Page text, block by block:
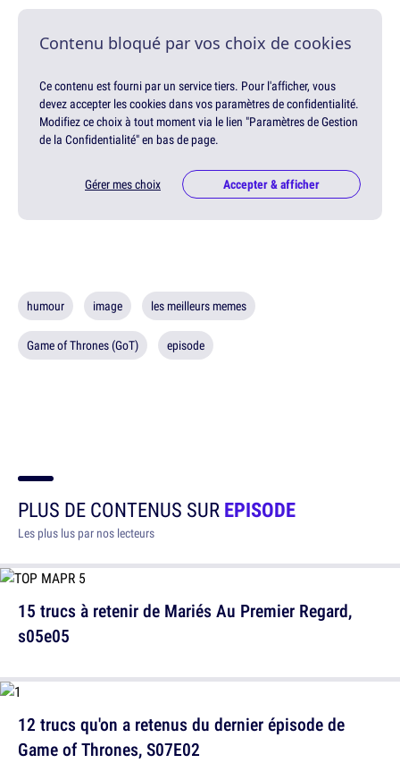
Contenu bloqué par vos choix de cookies
Ce contenu est fourni par un service tiers. Pour l'afficher, vous
devez accepter les cookies dans vos paramètres de confidentialité.
Modifiez ce choix à tout moment via le lien "Paramètres de Gestion
de la Confidentialité" en bas de page.
Gérer mes choix Accepter & afficher
humour image les meilleurs memes
Game of Thrones (GoT) episode
PLUS DE CONTENUS SUREPISODE
Les plus lus par nos lecteurs
15 trucs à retenir de Mariés Au Premier Regard,
s05e05
12 trucs qu'on a retenus du dernier épisode de
Game of Thrones, S07E02